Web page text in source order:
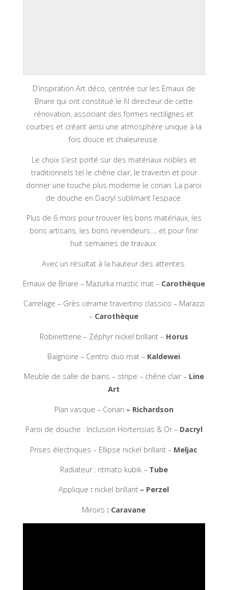
D’inspiration Art déco, centrée sur les Emaux de
Briare qui ont constitué le fil directeur de cette
rénovation, associant des formes rectilignes et
courbes et créant ainsi une atmosphère unique à la
fois douce et chaleureuse.
Le choix s’est porté sur des matériaux nobles et
traditionnels tel le chêne clair, le travertin et pour
donner une touche plus moderne le corian. La paroi
de douche en Dacryl sublimant l’espace.
Plus de 6 mois pour trouver les bons matériaux, les
bons artisans, les bons revendeurs…. et pour finir
huit semaines de travaux.
Avec un résultat à la hauteur des attentes.
Emaux de Briare – Mazurka mastic mat – Carothèque
Carrelage – Grès cérame travertino classico – Marazzi
– Carothèque
Robinetterie – Zéphyr nickel brillant – Horus
Baignoire – Centro duo mat – Kaldewei
Meuble de salle de bains – stripe – chêne clair – Line
Art
Plan vasque – Corian – Richardson
Paroi de douche : Inclusion Hortensias & Or – Dacryl
Prises électriques – Ellipse nickel brillant – Meljac
Radiateur : ritmato kubik – Tube
Applique : nickel brillant – Perzel
Miroirs : Caravane